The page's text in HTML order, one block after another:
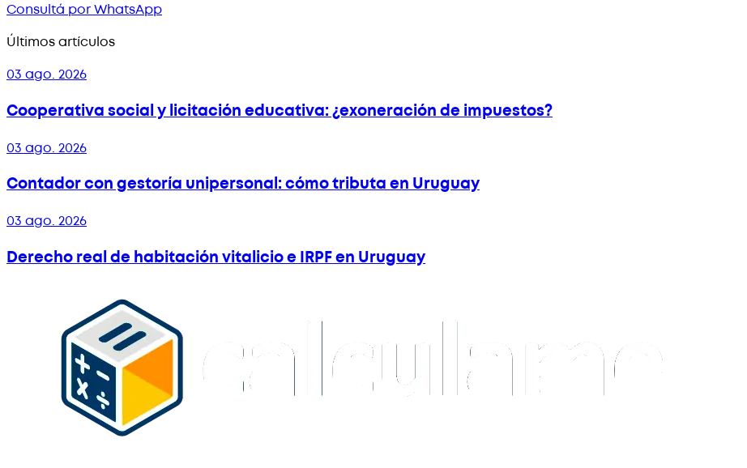
Consultá por WhatsApp
Últimos artículos
03 ago. 2026
Cooperativa social y licitación educativa: ¿exoneración de impuestos?
03 ago. 2026
Contador con gestoría unipersonal: cómo tributa en Uruguay
03 ago. 2026
Derecho real de habitación vitalicio e IRPF en Uruguay